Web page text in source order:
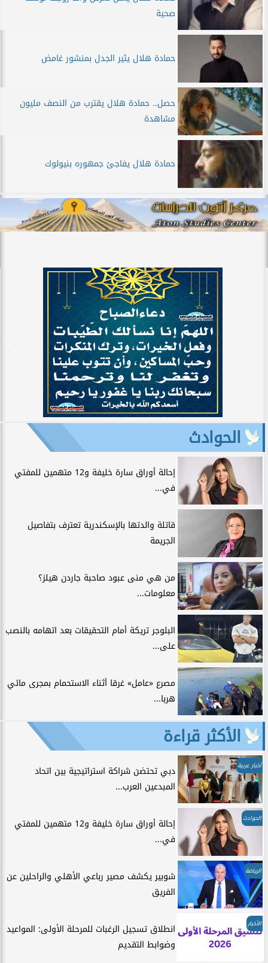
صحية
حمادة هلال يثير الجدل بمنشور غامض
حصل.. حمادة هلال يقترب من النصف مليون
مشاهدة
حمادة هلال يفاجئ جمهوره بنيولوك
الحوادث
إحالة أوراق سارة خليفة و12 متهمين للمفتي
في...
قاتلة والدتها بالإسكندرية تعترف بتفاصيل
الجريمة
من هي منى عبود صاحبة جاردن هيلز؟
معلومات...
البلوجر تريكة أمام التحقيقات بعد اتهامه بالنصب
على...
مصرع «عامل» غرقا أثناء الاستحمام بمجرى مائي
هربا...
الأكثر قراءة
أخبار عربية
دبي تحتضن شراكة استراتيجية بين اتحاد
المبدعين العرب...
الحوادث
إحالة أوراق سارة خليفة و12 متهمين للمفتي
في...
الرياضة
شوبير يكشف مصير رباعي الأهلي والراحلين عن
الفريق
الأخبار
انطلاق تسجيل الرغبات للمرحلة الأولى: المواعيد
وضوابط التقديم